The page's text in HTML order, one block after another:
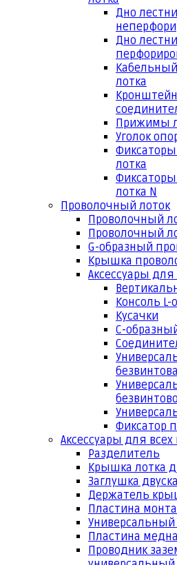
Дно
Дно
лотка
Прижимы
Уголок
лотка
лотка N
Проволочный лоток
Проволочный
Проволочный
G-образный
Крышка
Аксессуары
Консоль L-
Кусачки
С-
Фиксатор
Аксессуары для всех
Разделитель
Крышка лотка
Заглушка
Держатель
Пластина
Пластина
Проводник